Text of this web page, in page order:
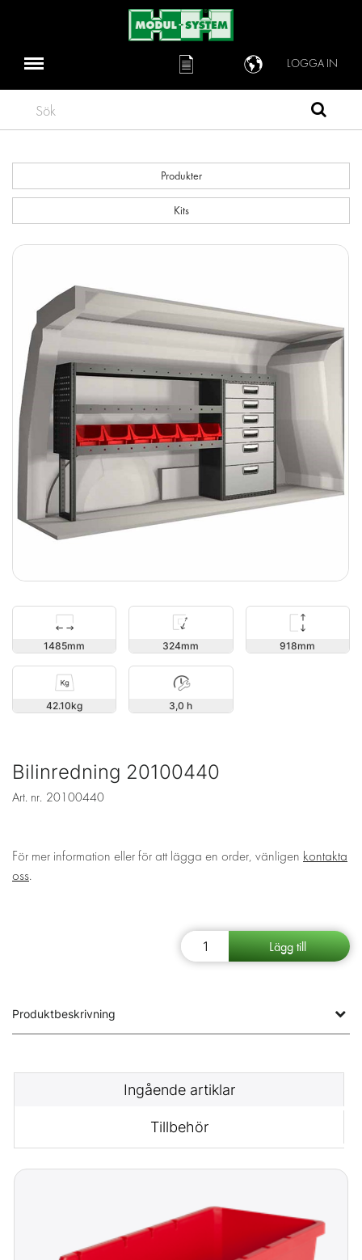
LOGGA IN
Sök
Produkter
Kits
1485 324 918
42.10 3,0 h
Bilinredning 20100440
Art. nr. 20100440
För mer information eller för att lägga en order, vänligen kontakta
oss.
Produktbeskrivning
Ingående artiklar
Tillbehör